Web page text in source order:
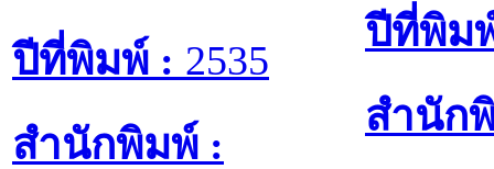
ปีที่พิมพ์ : 2535
สำนักพิมพ์ :
ปีที่พิม
สำนัก